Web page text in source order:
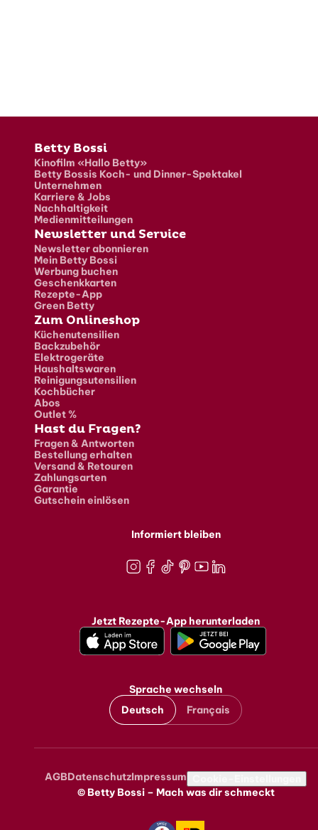
Fusszeile
Betty Bossi
Kinofilm «Hallo Betty»
Betty Bossis Koch- und Dinner-Spektakel
Unternehmen
Karriere & Jobs
Nachhaltigkeit
Medienmitteilungen
Newsletter und Service
Newsletter abonnieren
Mein Betty Bossi
Werbung buchen
Geschenkkarten
Rezepte-App
Green Betty
Zum Onlineshop
Küchenutensilien
Backzubehör
Elektrogeräte
Haushaltswaren
Reinigungsutensilien
Kochbücher
Abos
Outlet %
Hast du Fragen?
Fragen & Antworten
Bestellung erhalten
Versand & Retouren
Zahlungsarten
Garantie
Gutschein einlösen
Informiert bleiben
Jetzt Rezepte-App herunterladen
Sprache wechseln
Deutsch
Français
Metanavigation
AGBDatenschutzImpressum
© Betty Bossi – Mach was dir schmeckt